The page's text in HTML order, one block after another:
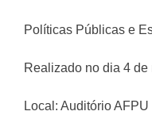
Políticas Públicas e
Realizado no dia 4
Local: Auditório